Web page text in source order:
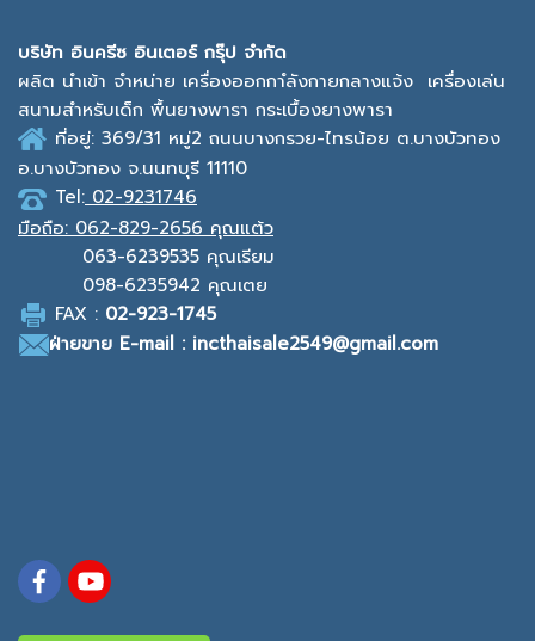
บริษัท อินครีซ อินเตอร์ กรุ๊ป จำกัด
ผลิต นำเข้า จำหน่าย เครื่องออกกาํลังกายกลางแจ้ง เครื่องเล่น
สนามสำหรับเด็ก พื้นยางพารา กระเบื้องยางพารา
ที่อยู่: 369/31 หมู่2 ถนนบางกรวย-ไทรน้อย ต.บางบัวทอง
อ.บางบัวทอง จ.นนทบุรี 11110
Tel: 02-9231746
มือถือ: 062-829-2656 คุณแต้ว
063-6239535 คุณเรียม
098-6235942 คุณเตย
FAX : 02-923-1745
ฝ่ายขาย E-mail : incthaisale2549@gmail.com